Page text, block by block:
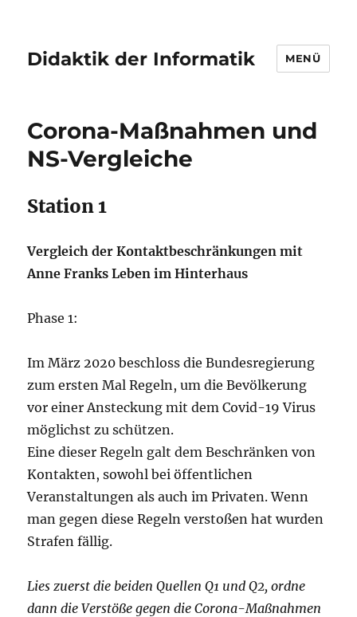
Didaktik der Informatik MENÜ
Corona-Maßnahmen und
NS-Vergleiche
Station 1
Vergleich der Kontaktbeschränkungen mit
Anne Franks Leben im Hinterhaus
Phase 1:
Im März 2020 beschloss die Bundesregierung
zum ersten Mal Regeln, um die Bevölkerung
vor einer Ansteckung mit dem Covid-19 Virus
möglichst zu schützen.
Eine dieser Regeln galt dem Beschränken von
Kontakten, sowohl bei öffentlichen
Veranstaltungen als auch im Privaten. Wenn
man gegen diese Regeln verstoßen hat wurden
Strafen fällig.
Lies zuerst die beiden Quellen Q1 und Q2, ordne
dann die Verstöße gegen die Corona-Maßnahmen